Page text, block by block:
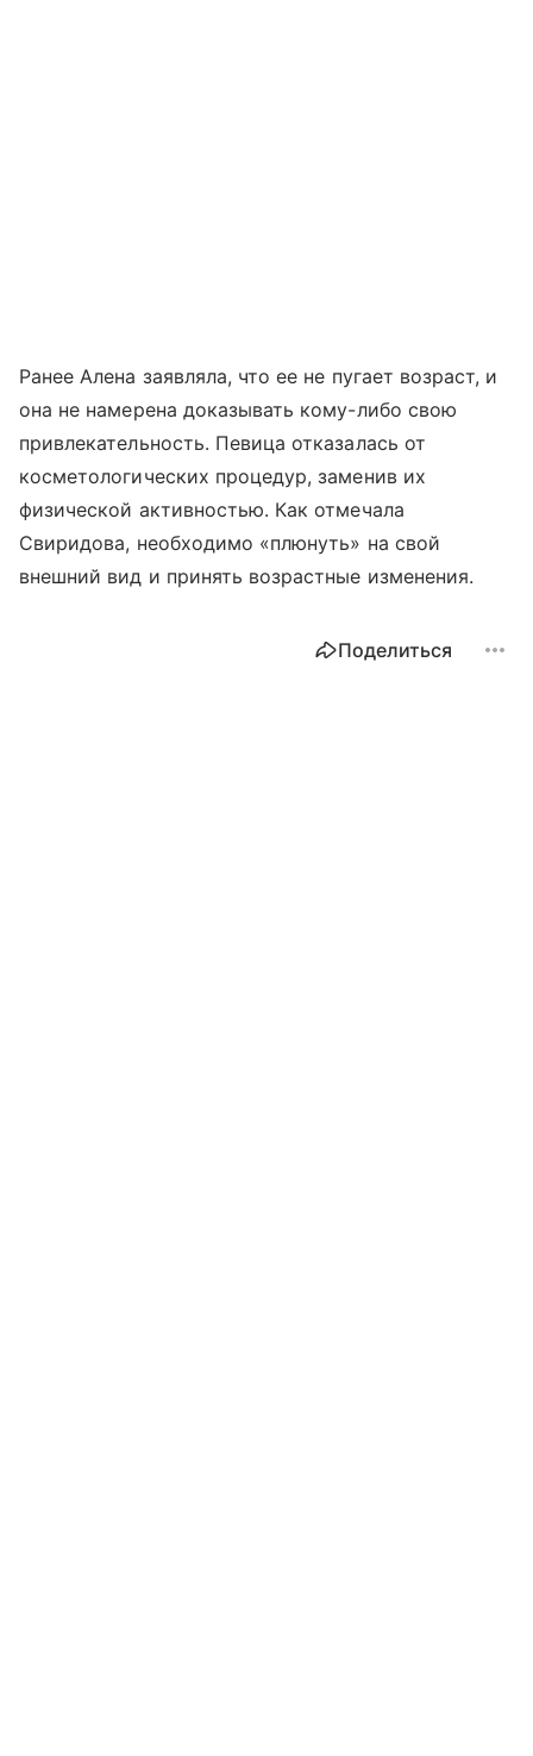
Ранее Алена заявляла, что ее не пугает возраст, и
она не намерена доказывать кому-либо свою
привлекательность. Певица отказалась от
косметологических процедур, заменив их
физической активностью. Как отмечала
Свиридова, необходимо «плюнуть» на свой
внешний вид и принять возрастные изменения.
Поделиться